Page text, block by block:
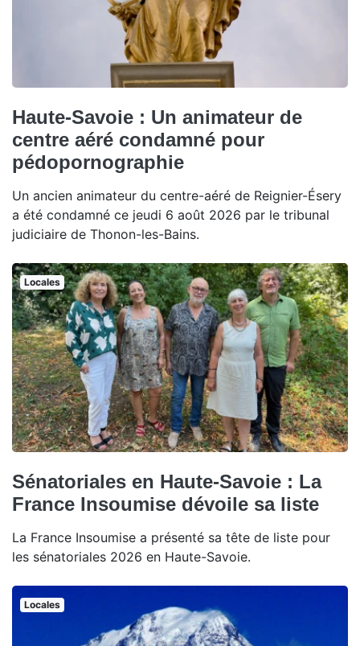
Haute-Savoie : Un animateur de
centre aéré condamné pour
pédopornographie
Un ancien animateur du centre-aéré de Reignier-Ésery
a été condamné ce jeudi 6 août 2026 par le tribunal
judiciaire de Thonon-les-Bains.
Locales
Sénatoriales en Haute-Savoie : La
France Insoumise dévoile sa liste
La France Insoumise a présenté sa tête de liste pour
les sénatoriales 2026 en Haute-Savoie.
Locales